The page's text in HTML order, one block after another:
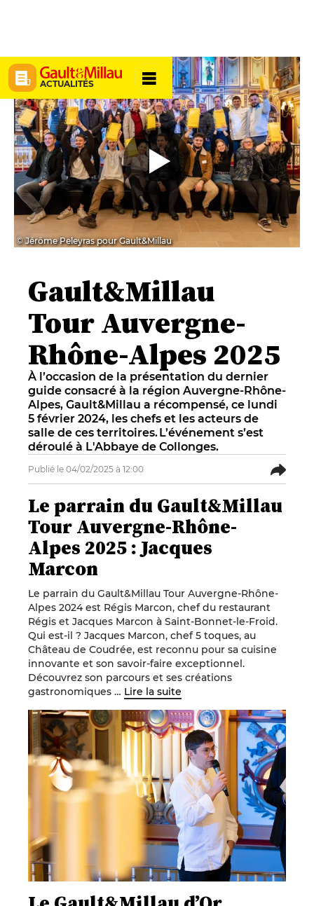
ACTUALITÉS
© Jérôme Peleyras pour Gault&Millau
Gault&Millau
Tour Auvergne-
Rhône-Alpes 2025
À l’occasion de la présentation du dernier
guide consacré à la région Auvergne-Rhône-
Alpes, Gault&Millau a récompensé, ce lundi
5 février 2024, les chefs et les acteurs de
salle de ces territoires. L’événement s’est
déroulé à L'Abbaye de Collonges.
Publié le 04/02/2025 à 12:00
Le parrain du Gault&Millau
Tour Auvergne-Rhône-
Alpes 2025 : Jacques
Marcon
Le parrain du Gault&Millau Tour Auvergne-Rhône-
Alpes 2024 est Régis Marcon, chef du restaurant
Régis et Jacques Marcon à Saint-Bonnet-le-Froid.
Qui est-il ? Jacques Marcon, chef 5 toques, au
Château de Coudrée, est reconnu pour sa cuisine
innovante et son savoir-faire exceptionnel.
Découvrez son parcours et ses créations
gastronomiques … Lire la suite